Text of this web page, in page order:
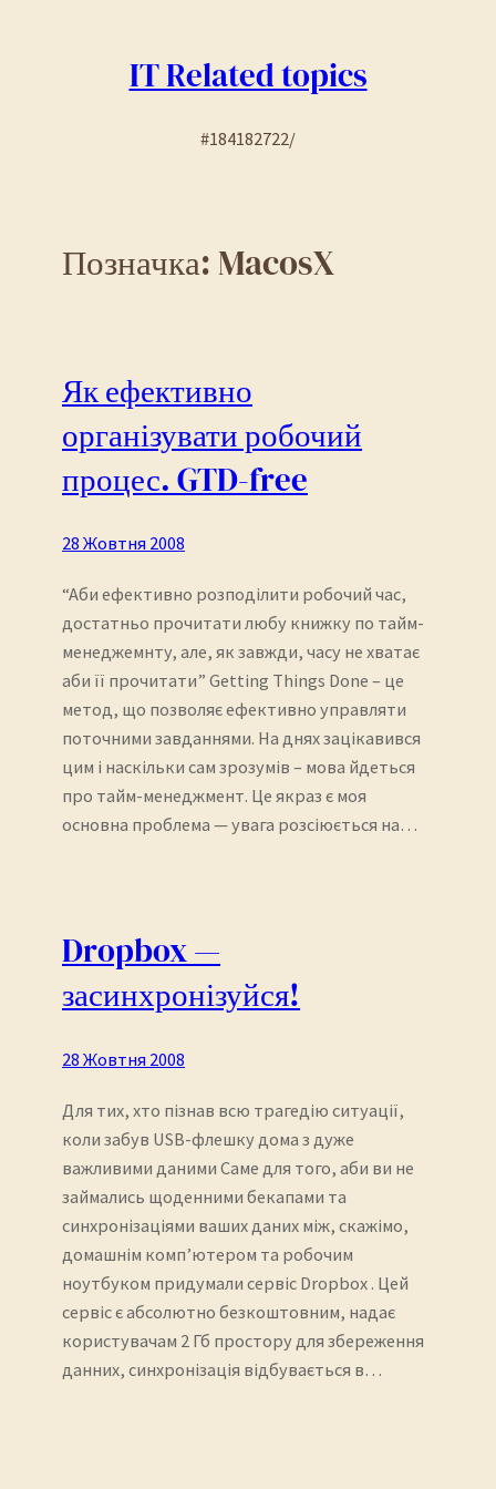
IT Related topics
#184182722/
Позначка:MacosX
Як ефективно
організувати робочий
процес. GTD-free
28 Жовтня 2008
“Аби ефективно розподілити робочий час,
достатньо прочитати любу книжку по тайм-
менеджемнту, але, як завжди, часу не хватає
аби її прочитати” Getting Things Done – це
метод, що позволяє ефективно управляти
поточними завданнями. На днях зацікавився
цим і наскільки сам зрозумів – мова йдеться
про тайм-менеджмент. Це якраз є моя
основна проблема — увага розсіюється на…
Dropbox —
засинхронізуйся!
28 Жовтня 2008
Для тих, хто пізнав всю трагедію ситуації,
коли забув USB-флешку дома з дуже
важливими даними Саме для того, аби ви не
займались щоденними бекапами та
синхронізаціями ваших даних між, скажімо,
домашнім комп’ютером та робочим
ноутбуком придумали сервіс Dropbox . Цей
сервіс є абсолютно безкоштовним, надає
користувачам 2 Гб простору для збереження
данних, синхронізація відбувається в…